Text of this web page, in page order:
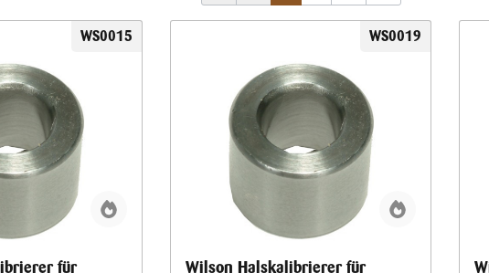
WS0015
für
WS0019
Wilson Halskalibrierer für